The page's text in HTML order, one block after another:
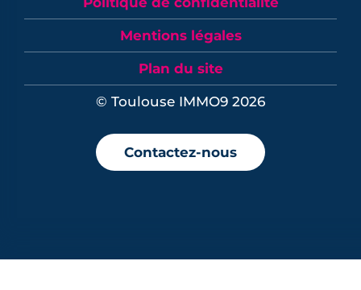
Mentions légales
Plan du site
© Toulouse IMMO9 2026
Contactez-nous